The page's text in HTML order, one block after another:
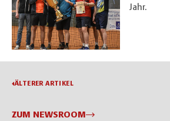
Jahr.
ÄLTERER ARTIKEL
ZUM NEWSROOM